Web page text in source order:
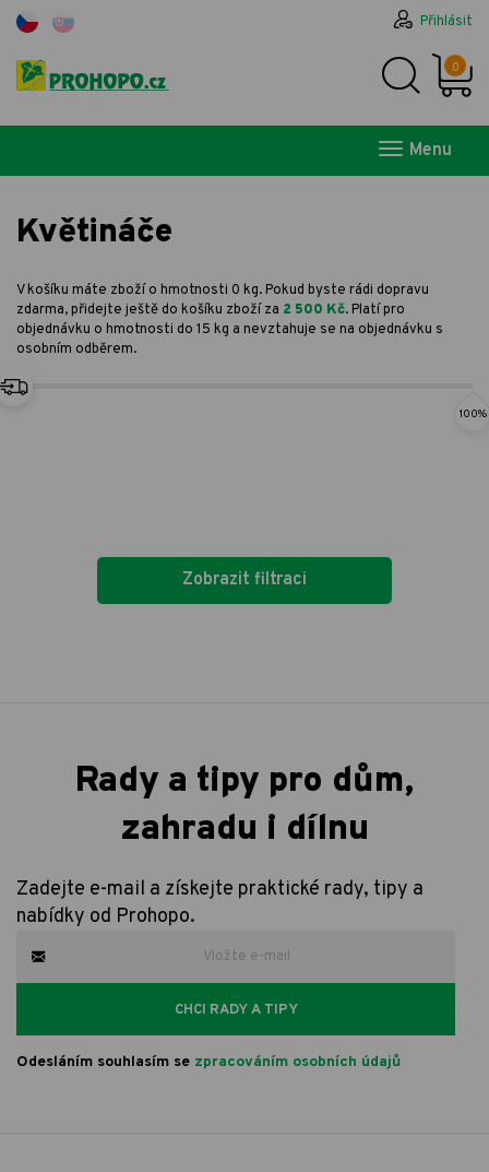
Přihlásit
0
Menu
Květináče
V košíku máte zboží o hmotnosti 0 kg. Pokud byste rádi dopravu
zdarma, přidejte ještě do košíku zboží za 2 500 Kč. Platí pro
objednávku o hmotnosti do 15 kg a nevztahuje se na objednávku s
osobním odběrem.
100%
Zobrazit filtraci
Rady a tipy pro dům,
zahradu i dílnu
Zadejte e-mail a získejte praktické rady, tipy a
nabídky od Prohopo.
CHCI RADY A TIPY
Odesláním souhlasím se zpracováním osobních údajů